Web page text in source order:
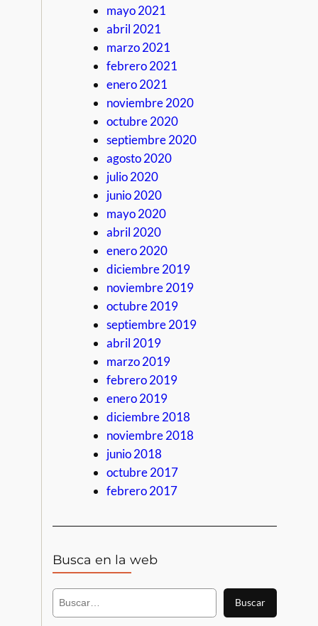
mayo 2021
abril 2021
marzo 2021
febrero 2021
enero 2021
noviembre 2020
octubre 2020
septiembre 2020
agosto 2020
julio 2020
junio 2020
mayo 2020
abril 2020
enero 2020
diciembre 2019
noviembre 2019
octubre 2019
septiembre 2019
abril 2019
marzo 2019
febrero 2019
enero 2019
diciembre 2018
noviembre 2018
junio 2018
octubre 2017
febrero 2017
Busca en la web
B
Buscar